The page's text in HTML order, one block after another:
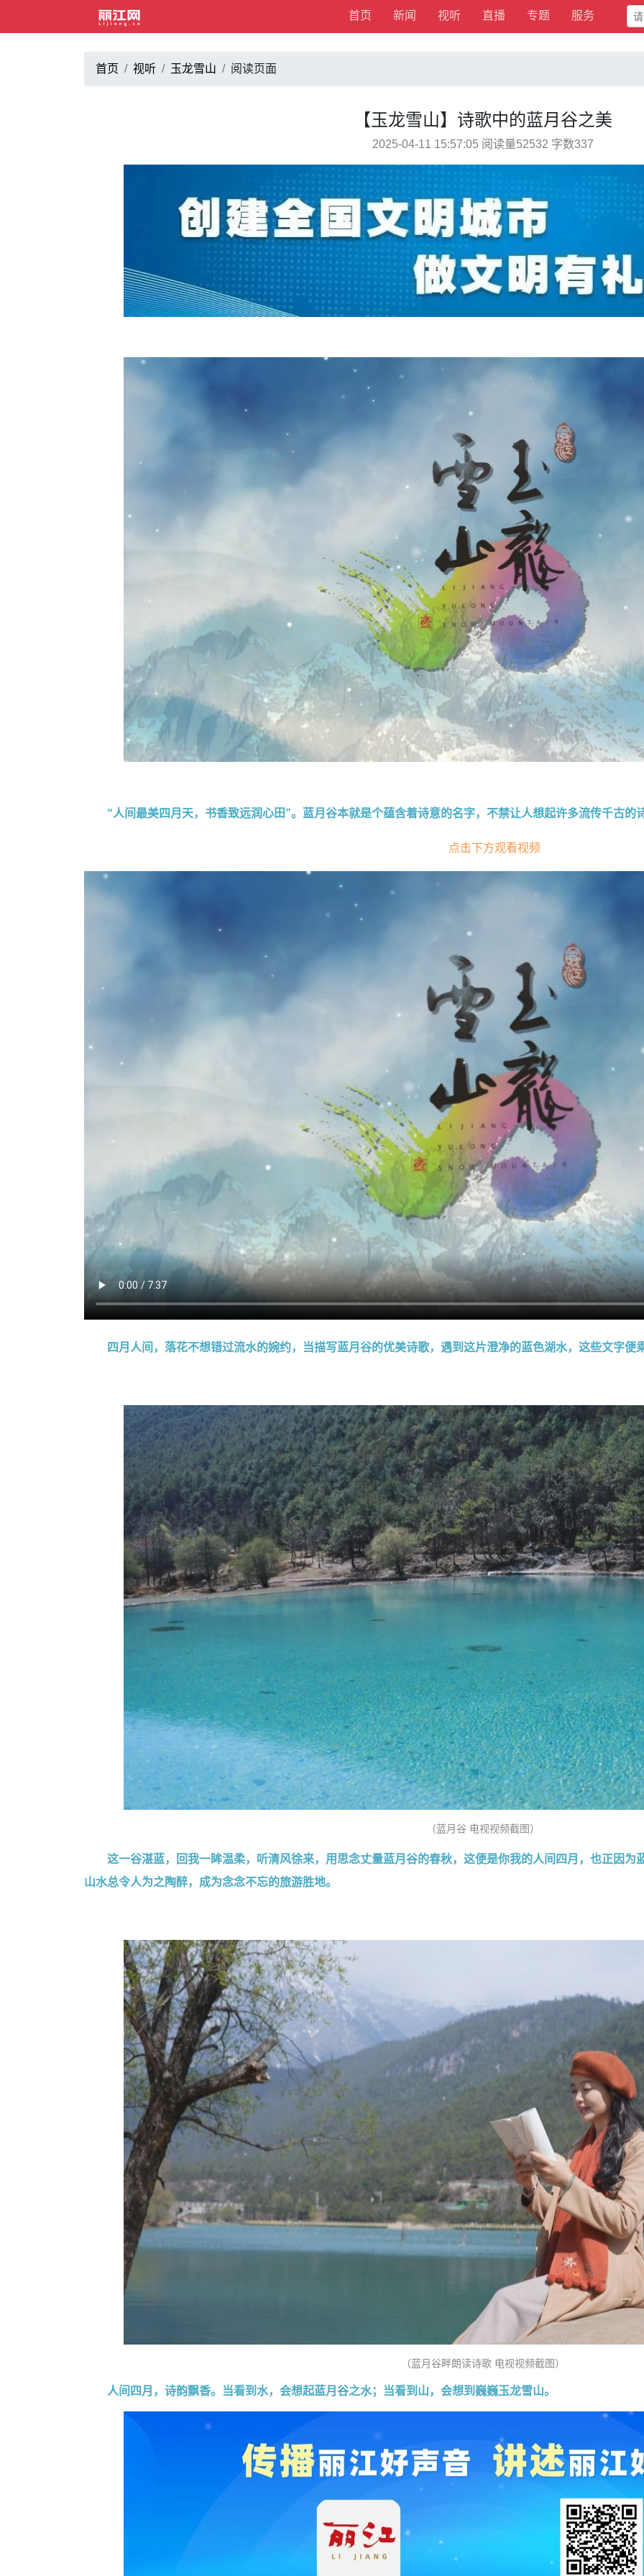
首页 新闻 视听 直播 专题 服务
首页 视听 玉龙雪山 阅读页面
【玉龙雪山】诗歌中的蓝月谷之美
2025-04-11 15:57:05 阅读量52532 字数337
“人间最美四月天，书香致远润心田”。蓝月谷本就是个蕴含着诗意的名字，不禁让人想起许多流传千古的
点击下方观看视频
四月人间，落花不想错过流水的婉约，当描写蓝月谷的优美诗歌，遇到这片澄净的蓝色湖水，这些文字
（蓝月谷 电视视频截图）
这一谷湛蓝，回我一眸温柔，听清风徐来，用思念丈量蓝月谷的春秋，这便是你我的人间四月，也正因为
山水总令人为之陶醉，成为念念不忘的旅游胜地。
（蓝月谷畔朗读诗歌 电视视频截图）
人间四月，诗韵飘香。当看到水，会想起蓝月谷之水；当看到山，会想到巍巍玉龙雪山。